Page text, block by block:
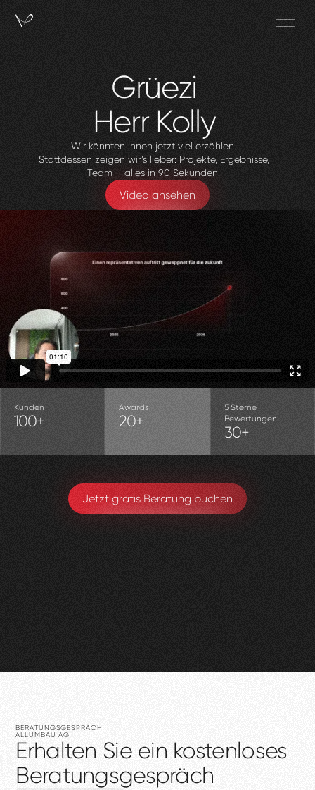
Grüezi
Herr Kolly
Wir könnten Ihnen jetzt viel erzählen.
Stattdessen zeigen wir’s lieber: Projekte, Ergebnisse,
Team – alles in 90 Sekunden.
Video ansehen
Kunden
100+
Awards
20+
5 Sterne
Bewertungen
30+
Jetzt gratis Beratung buchen
BERATUNGSGESPRÄCH
ALLUMBAU AG
Erhalten Sie ein kostenloses
Beratungsgespräch